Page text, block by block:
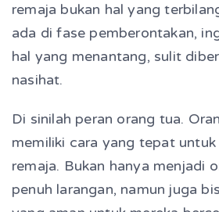
remaja bukan hal yang
ada di fase pemberontakan,
hal yang menantang, sulit
nasihat.
Di sinilah peran orang tua.
memiliki cara yang tepat
remaja. Bukan hanya menjadi
penuh larangan, namun juga